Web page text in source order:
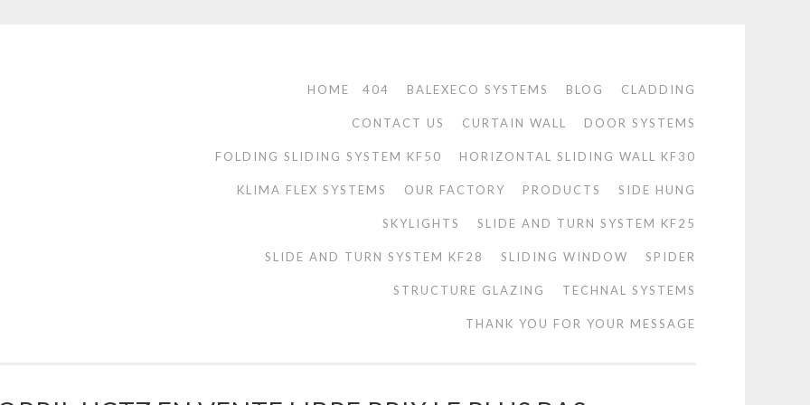
HOME 404 BALEXECO SYSTEMS BLOG CLADDING
CONTACT US CURTAIN WALL DOOR SYSTEMS
FOLDING SLIDING SYSTEM KF50 HORIZONTAL SLIDING WALL KF30
KLIMA FLEX SYSTEMS OUR FACTORY PRODUCTS SIDE HUNG
SKYLIGHTS SLIDE AND TURN SYSTEM KF25
SLIDE AND TURN SYSTEM KF28 SLIDING WINDOW SPIDER
STRUCTURE GLAZING TECHNAL SYSTEMS
THANK YOU FOR YOUR MESSAGE